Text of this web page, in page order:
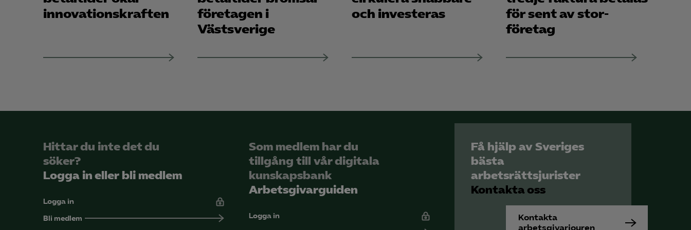
innovationskraften
företagen i
Västsverige
och investeras
för sent av stor­
företag
Hittar du inte det du
söker?
Logga in eller bli medlem
Logga in
Bli medlem
Som medlem har du
tillgång till vår digitala
kunskapsbank
Arbetsgivarguiden
Logga in
Få hjälp av Sveriges
bästa
arbetsrättsjurister
Kontakta oss
Kontakta
arbetsgivarjouren